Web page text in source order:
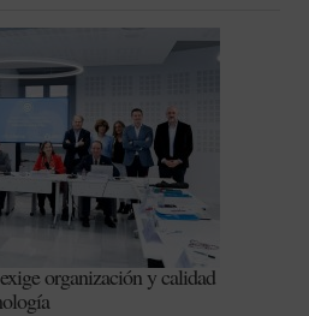
organización y calidad